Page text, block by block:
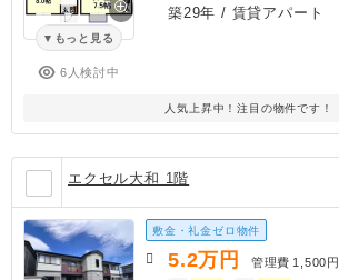
もっと見る
6人検討中
築29年 / 賃貸アパート
人気上昇中！注目の物件です！
エクセル大和 1階
敷金・礼金ゼロ物件
5.2万円 管理費 1,500円